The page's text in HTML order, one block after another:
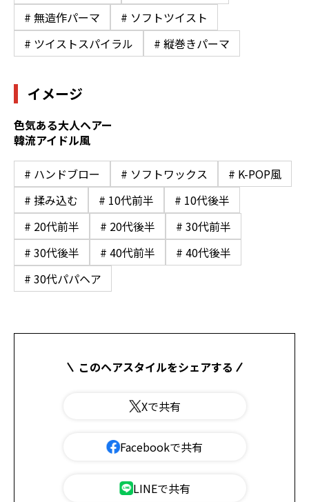
# 無造作パーマ
# ソフトツイスト
# ツイストスパイラル
# 縦巻きパーマ
イメージ
色気ある大人ヘアー
韓流アイドル風
# ハンドブロー # ソフトワックス
# K-POP風
# 揉み込む
# 10代前半
# 10代後半
# 20代前半
# 20代後半
# 30代前半
# 30代後半
# 40代前半
# 40代後半
# 30代パパヘア
このヘアスタイルをシェアする
Xで共有
Facebookで共有
LINEで共有